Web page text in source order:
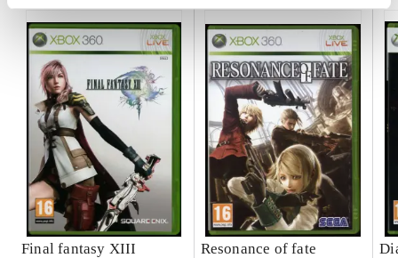
Final fantasy XIII Resonance of fate